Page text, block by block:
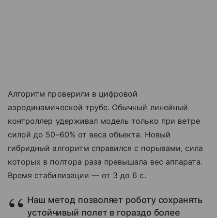
Алгоритм проверили в цифровой
аэродинамической трубе. Обычный линейный
контроллер удерживал модель только при ветре
силой до 50–60% от веса объекта. Новый
гибридный алгоритм справился с порывами, сила
которых в полтора раза превышала вес аппарата.
Время стабилизации — от 3 до 6 с.
Наш метод позволяет роботу сохранять
устойчивый полет в гораздо более